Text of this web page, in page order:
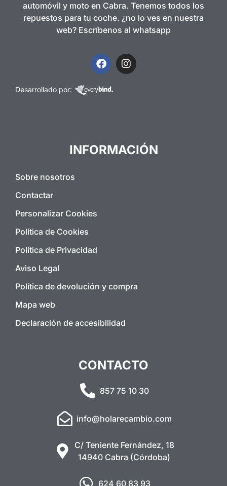
automóvil y moto en Cabra. Tenemos todos los
repuestos para tu coche. ¿no lo ves en nuestra
web? Escríbenos al whatsapp
Desarrollado por:
INFORMACIÓN
Sobre nosotros
Contactar
Personalizar Cookies
Política de Cookies
Política de Privacidad
Aviso Legal
Política de devolución y compra
Mapa web
Declaración de accesibilidad
CONTACTO
857 75 10 30
info@holarecambio.com
C/ Teniente Fernández, 18
14940 Cabra (Córdoba)
624 60 83 93